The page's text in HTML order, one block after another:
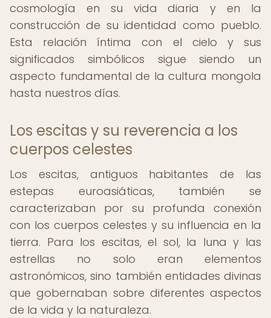
cosmología en su vida diaria y en la
construcción de su identidad como pueblo.
Esta relación íntima con el cielo y sus
significados simbólicos sigue siendo un
aspecto fundamental de la cultura mongola
hasta nuestros días.
Los escitas y su reverencia a los
cuerpos celestes
Los escitas, antiguos habitantes de las
estepas euroasiáticas, también se
caracterizaban por su profunda conexión
con los cuerpos celestes y su influencia en la
tierra. Para los escitas, el sol, la luna y las
estrellas no solo eran elementos
astronómicos, sino también entidades divinas
que gobernaban sobre diferentes aspectos
de la vida y la naturaleza.